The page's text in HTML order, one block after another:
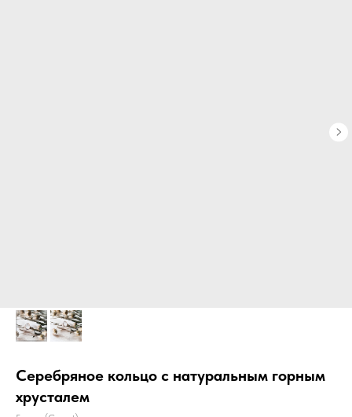
Серебряное кольцо с натуральным горным
хрусталем